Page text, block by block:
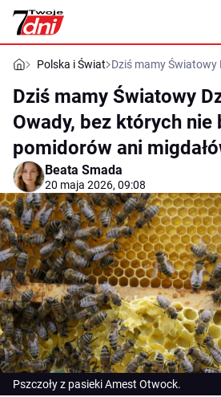
Polska i Świat Dziś mamy Światowy
Dziś mamy Światowy
Owady, bez których nie
pomidorów ani
Beata Smada
20 maja 2026, 09:08
Pszczoły z pasieki Amest Otwock.